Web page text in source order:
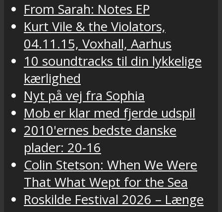
From Sarah: Notes EP
Kurt Vile & the Violators,
04.11.15, Voxhall, Aarhus
10 soundtracks til din lykkelige
kærlighed
Nyt på vej fra Sophia
Mob er klar med fjerde udspil
2010'ernes bedste danske
plader: 20-16
Colin Stetson: When We Were
That What Wept for the Sea
Roskilde Festival 2026 – Længe